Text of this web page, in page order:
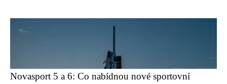
Novasport 5 a 6: Co nabídnou nové sportovní